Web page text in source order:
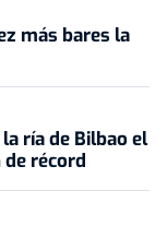
más bares la
ría de Bilbao el
de récord